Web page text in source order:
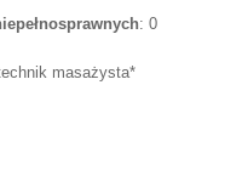
: 0
masażysta*